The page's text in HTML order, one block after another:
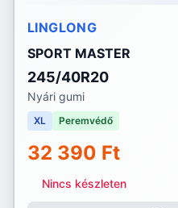
LINGLONG
SPORT MASTER
245/40R20
Nyári gumi
XL Peremvédő
32 390 Ft
Nincs készleten